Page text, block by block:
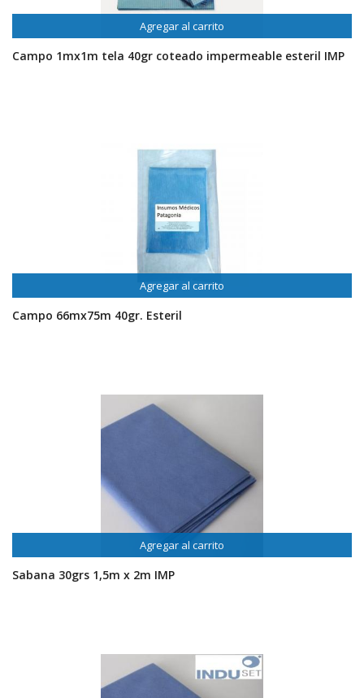
Agregar al carrito
Campo 1mx1m tela 40gr coteado impermeable esteril IMP
Agregar al carrito
Campo 66mx75m 40gr. Esteril
Agregar al carrito
Sabana 30grs 1,5m x 2m IMP